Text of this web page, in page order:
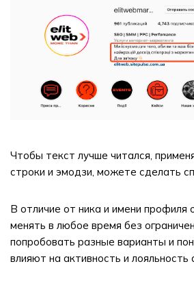
Чтобы текст лучше читался,
строки и эмодзи, можете сделать
В отличие от ника и имени профиля
менять в любое время без
попробовать разные варианты и
влияют на активность и лояльность